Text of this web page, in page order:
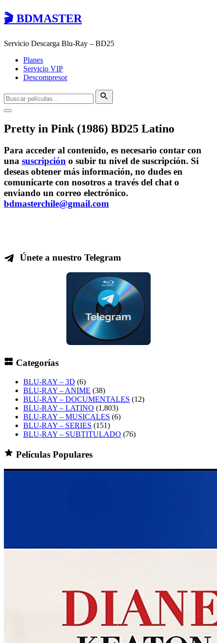
🎬 BDMASTER
Servicio Descarga Blu-Ray – BD25
Planes
Servicio VIP
Descompresor
Pretty in Pink (1986) BD25 Latino
Para acceder al contenido, es necesario contar con
una suscripción o subir tu nivel de suscripción. Si
deseas obtener más información, no dudes en
comunicarte con nosotros a través del chat o
enviando un correo electrónico.
bdmasterchile@gmail.com
Únete a nuestro Telegram
Categorías
BLU-RAY – 3D (6)
BLU-RAY – ANIME (38)
BLU-RAY – DOCUMENTALES (12)
BLU-RAY – LATINO (1,803)
BLU-RAY – MUSICALES (6)
BLU-RAY – SERIES (151)
BLU-RAY – SUBTITULADO (76)
Películas Populares